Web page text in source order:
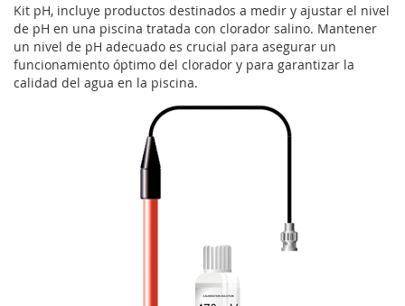
Kit pH, incluye productos destinados a medir y ajustar el nivel
de pH en una piscina tratada con clorador salino. Mantener
un nivel de pH adecuado es crucial para asegurar un
funcionamiento óptimo del clorador y para garantizar la
calidad del agua en la piscina.